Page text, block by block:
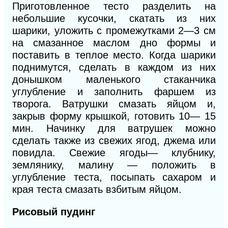
Приготовленное тесто разделить на
небольшие кусочки, скатать из них
шарики, уложить с промежутками 2—3 см
на смазанное маслом дно формы и
поставить в теплое место. Когда шарики
поднимутся, сделать в каждом из них
донышком маленького стаканчика
углубление и заполнить фаршем из
творога. Ватрушки смазать яйцом и,
закрыв форму крышкой, готовить 10— 15
мин. Начинку для ватрушек можно
сделать также из свежих ягод, джема или
повидла. Свежие ягоды—
клубнику,
землянику, малину — положить в
углубление теста, посыпать сахаром и
края теста смазать взбитым яйцом.
Рисовый пудинг